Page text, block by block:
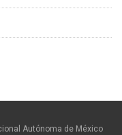
Autónoma de México